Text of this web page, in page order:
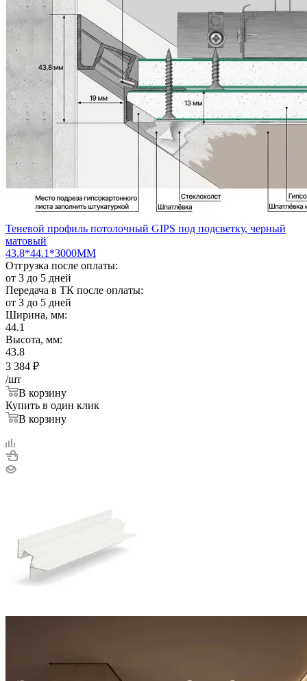
Теневой профиль потолочный GIPS под подсветку, черный
матовый
43.8*44.1*3000ММ
Отгрузка после оплаты:
от 3 до 5 дней
Передача в ТК после оплаты:
от 3 до 5 дней
Ширина, мм:
44.1
Высота, мм:
43.8
3 384 ₽
/шт
В корзину
Купить в один клик
В корзину